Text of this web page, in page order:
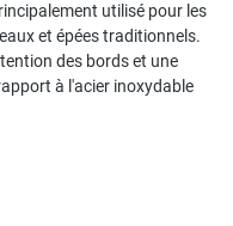
utilisé pour les
et épées traditionnels.
des bords et une
à l'acier inoxydable